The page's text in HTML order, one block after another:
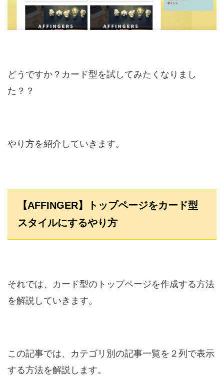
どうですか？カード型を試してみたくなりまし
た？？
やり方を紹介していきます。
【AFFINGER】トップページをカード型
スタイルにするやり方
それでは、カード型のトップページを作成する方法
を解説していきます。
この記事では、カテゴリ別の記事一覧を２列で表示
する方法を解説します。